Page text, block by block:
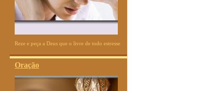
Reze e peça a Deus que o livre de todo estresse
Oração